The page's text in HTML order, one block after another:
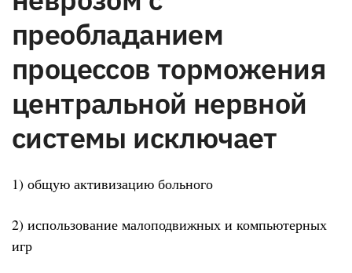
преобладанием
процессов торможения
центральной нервной
системы исключает
1) общую активизацию больного
2) использование малоподвижных и компьютерных
игр